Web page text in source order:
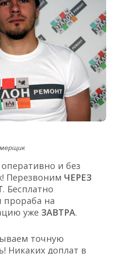
и без
Перезвоним ЧЕРЕЗ
. Бесплатно
прораба на
уже ЗАВТРА.
точную
Никаких доплат в